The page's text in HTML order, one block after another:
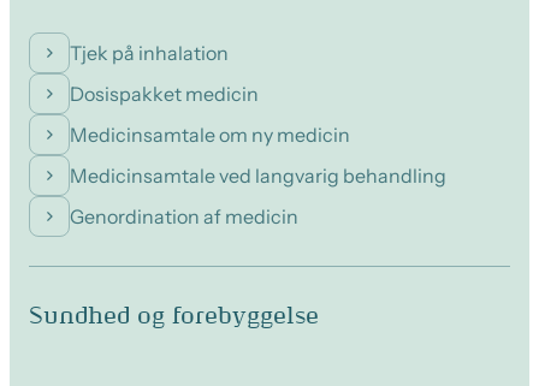
Tjek på inhalation
Dosispakket medicin
Medicinsamtale om ny medicin
Medicinsamtale ved langvarig behandling
Genordination af medicin
Sundhed og forebyggelse